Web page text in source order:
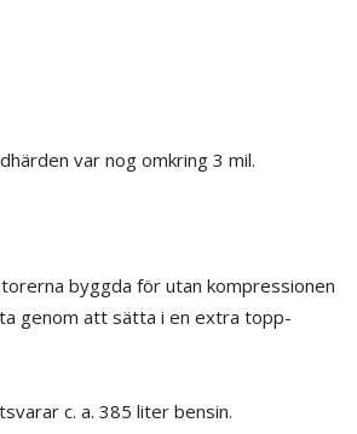
var nog omkring 3 mil.
byggda för utan kompressionen
genom att sätta i en extra topp-
c. a. 385 liter bensin.